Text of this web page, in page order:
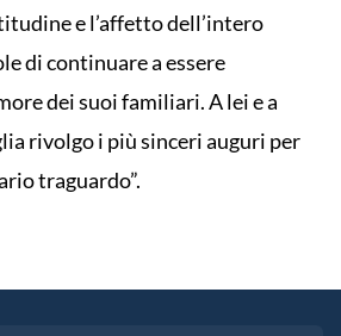
e l’affetto dell’intero
di continuare a essere
dei suoi familiari. A lei e a
rivolgo i più sinceri auguri per
traguardo”.